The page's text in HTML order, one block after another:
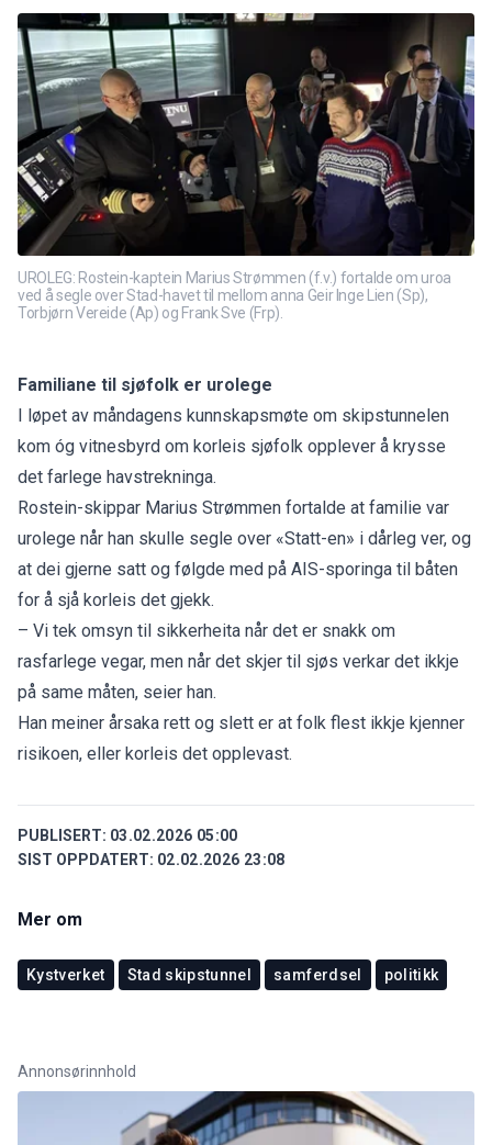
UROLEG: Rostein-kaptein Marius Strømmen (f.v.) fortalde om uroa
ved å segle over Stad-havet til mellom anna Geir Inge Lien (Sp),
Torbjørn Vereide (Ap) og Frank Sve (Frp).
Familiane til sjøfolk er urolege
I løpet av måndagens kunnskapsmøte om skipstunnelen
kom óg vitnesbyrd om korleis sjøfolk opplever å krysse
det farlege havstrekninga.
Rostein-skippar Marius Strømmen fortalde at familie var
urolege når han skulle segle over «Statt-en» i dårleg ver, og
at dei gjerne satt og følgde med på AIS-sporinga til båten
for å sjå korleis det gjekk.
– Vi tek omsyn til sikkerheita når det er snakk om
rasfarlege vegar, men når det skjer til sjøs verkar det ikkje
på same måten, seier han.
Han meiner årsaka rett og slett er at folk flest ikkje kjenner
risikoen, eller korleis det opplevast.
PUBLISERT: 03.02.2026 05:00
SIST OPPDATERT: 02.02.2026 23:08
Mer om
Kystverket Stad skipstunnel samferdsel politikk
Annonsørinnhold